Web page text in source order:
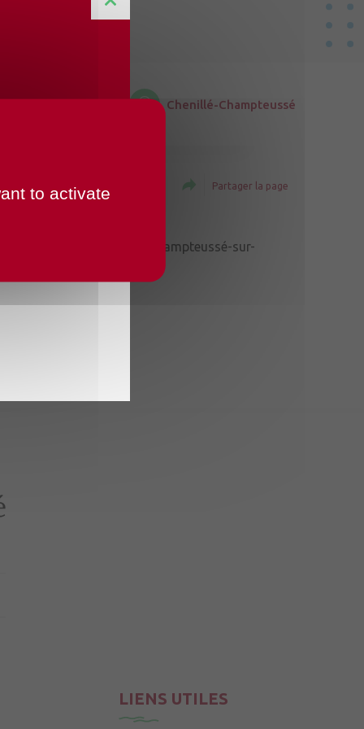
Chenillé-Champteussé
Partager la page
à la salle des fêtes de Champteussé-sur-
LIENS UTILES
to activate